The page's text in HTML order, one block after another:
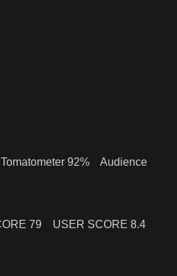
92% Audience
79 USER SCORE 8.4